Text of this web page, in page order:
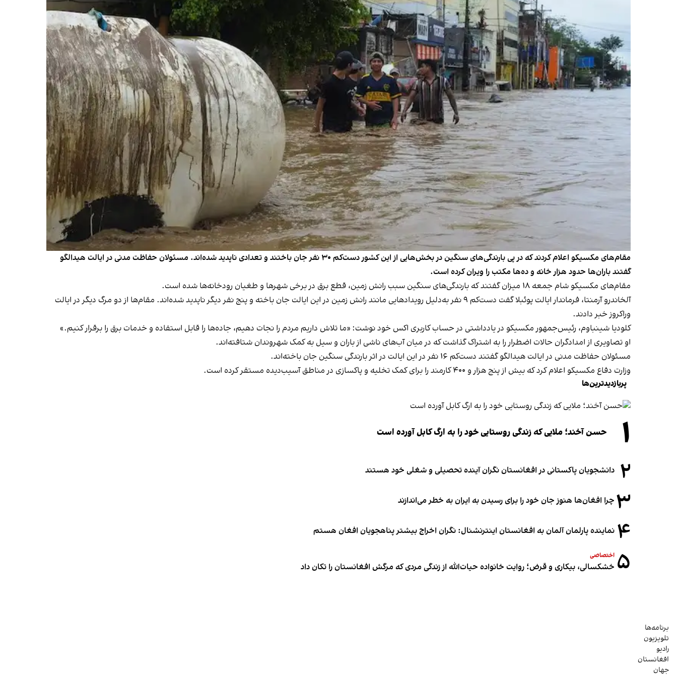
مقام‌های مکسیکو اعلام کردند که در پی بارندگی‌های سنگین در بخش‌هایی از این کشور دست‌کم ۳۰ نفر جان باختند و تعدادی ناپدید شده‌اند. مسئولان حفاظت مدنی در ایالت هیدالگو
گفتند باران‌ها حدود هزار خانه و ده‌ها مکتب را ویران کرده است.
مقام‌های مکسیکو شام جمعه ۱۸ میزان گفتند که بارندگی‌های سنگین سبب رانش زمین، قطع برق در برخی شهرها و طغیان رودخانه‌ها شده است.
آلخاندرو آرمنتا، فرماندار ایالت پوئبلا گفت دست‌کم ۹ نفر به‌دلیل رویدادهایی مانند رانش زمین در این ایالت جان باخته‌ و پنج نفر دیگر ناپدید‌ شده‌اند. مقام‌ها از دو مرگ دیگر در ایالت
وراکروز خبر دادند.
کلودیا شینباوم، رئیس‌جمهور مکسیکو در یادداشتی در حساب کاربری اکس خود نوشت: «ما تلاش داریم مردم را نجات دهیم، جاده‌ها را قابل‌ استفاده و خدمات برق را برقرار کنیم.»
او تصاویری از امدادگران حالات اضطرار را به اشتراک گذاشت که در میان آب‌های ناشی از باران و سیل به کمک شهروندان شتافته‌اند.
مسئولان حفاظت مدنی در ایالت هیدالگو گفتند دست‌کم ۱۶ نفر در این ایالت در اثر بارندگی سنگین جان باخته‌اند.
وزارت دفاع مکسیکو اعلام کرد که بیش از پنج هزار و ۴۰۰ کارمند را برای کمک تخلیه و پاکسازی در مناطق آسیب‌دیده مستقر کرده است.
پربازدیدترین‌ها
۱ حسن آخند؛ ملایی که زندگی روستایی خود را به ارگ کابل آورده است
۲ دانشجویان پاکستانی در افغانستان نگران آینده تحصیلی و شغلی خود هستند
۳ چرا افغان‌ها هنوز جان خود را برای رسیدن به ایران به خطر می‌اندازند
۴ نماینده پارلمان آلمان به افغانستان اینترنشنال: نگران اخراج بیشتر پناهجویان افغان هستم
۵ اختصاصی
خشکسالی، بیکاری و قرض؛ روایت خانواده حیات‌الله از زندگی مردی که مرگش افغانستان را تکان داد
برنامه‌ها
تلویزیون
رادیو
افغانستان
جهان